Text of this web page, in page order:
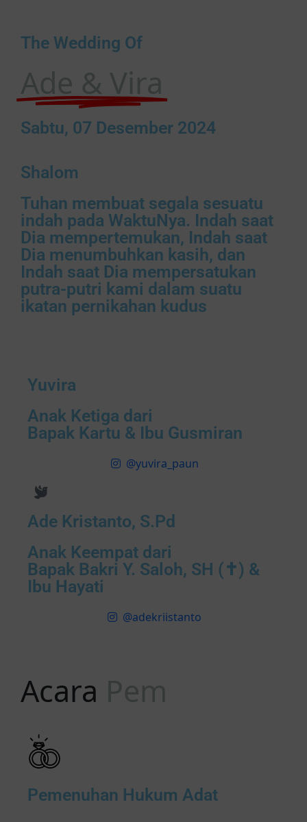
The Wedding Of
Ade & Vira
Sabtu, 07 Desember 2024
Shalom
Tuhan membuat segala sesuatu
indah pada WaktuNya. Indah saat
Dia mempertemukan, Indah saat
Dia menumbuhkan kasih, dan
Indah saat Dia mempersatukan
putra-putri kami dalam suatu
ikatan pernikahan kudus
Yuvira
Anak Ketiga dari
Bapak Kartu & Ibu Gusmiran
@yuvira_paun
Ade Kristanto, S.Pd
Anak Keempat dari
Bapak Bakri Y. Saloh, SH (✝) &
Ibu Hayati
@adekriistanto
Acara Pem
Pemenuhan Hukum Adat